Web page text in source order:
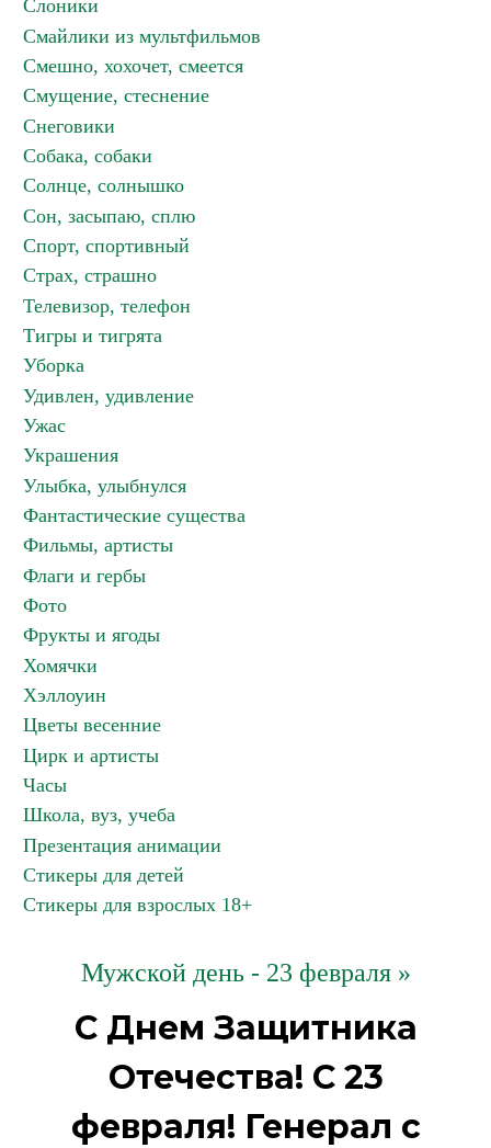
Слоники
Смайлики из мультфильмов
Смешно, хохочет, смеется
Смущение, стеснение
Снеговики
Собака, собаки
Солнце, солнышко
Сон, засыпаю, сплю
Спорт, спортивный
Страх, страшно
Телевизор, телефон
Тигры и тигрята
Уборка
Удивлен, удивление
Ужас
Украшения
Улыбка, улыбнулся
Фантастические существа
Фильмы, артисты
Флаги и гербы
Фото
Фрукты и ягоды
Хомячки
Хэллоуин
Цветы весенние
Цирк и артисты
Часы
Школа, вуз, учеба
Презентация анимации
Стикеры для детей
Стикеры для взрослых 18+
Мужской день - 23 февраля »
С Днем Защитника
Отечества! С 23
февраля! Генерал с